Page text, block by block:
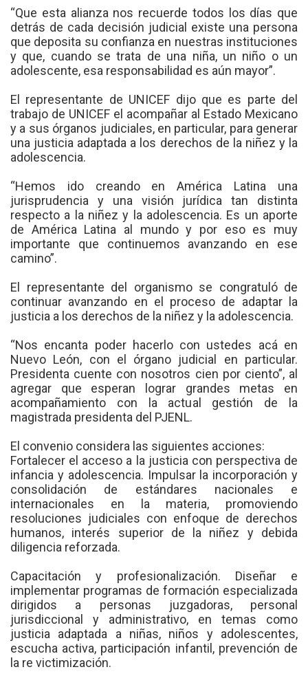
“Que esta alianza nos recuerde todos los días que
detrás de cada decisión judicial existe una persona
que deposita su confianza en nuestras instituciones
y que, cuando se trata de una niña, un niño o un
adolescente, esa responsabilidad es aún mayor”.
El representante de UNICEF dijo que es parte del
trabajo de UNICEF el acompañar al Estado Mexicano
y a sus órganos judiciales, en particular, para generar
una justicia adaptada a los derechos de la niñez y la
adolescencia.
“Hemos ido creando en América Latina una
jurisprudencia y una visión jurídica tan distinta
respecto a la niñez y la adolescencia. Es un aporte
de América Latina al mundo y por eso es muy
importante que continuemos avanzando en ese
camino”.
El representante del organismo se congratuló de
continuar avanzando en el proceso de adaptar la
justicia a los derechos de la niñez y la adolescencia.
“Nos encanta poder hacerlo con ustedes acá en
Nuevo León, con el órgano judicial en particular.
Presidenta cuente con nosotros cien por ciento”, al
agregar que esperan lograr grandes metas en
acompañamiento con la actual gestión de la
magistrada presidenta del PJENL.
El convenio considera las siguientes acciones:
Fortalecer el acceso a la justicia con perspectiva de
infancia y adolescencia. Impulsar la incorporación y
consolidación de estándares nacionales e
internacionales en la materia, promoviendo
resoluciones judiciales con enfoque de derechos
humanos, interés superior de la niñez y debida
diligencia reforzada.
Capacitación y profesionalización. Diseñar e
implementar programas de formación especializada
dirigidos a personas juzgadoras, personal
jurisdiccional y administrativo, en temas como
justicia adaptada a niñas, niños y adolescentes,
escucha activa, participación infantil, prevención de
la re victimización.